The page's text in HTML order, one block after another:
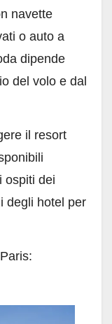
navette
o auto a
dipende
del volo e dal
il resort
ospiti dei
degli hotel per